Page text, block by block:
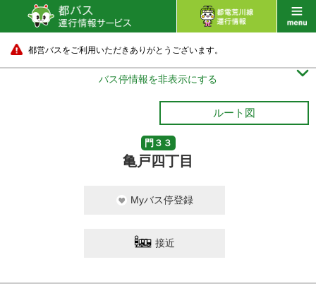
都営バスをご利用いただきありがとうございます。
バス停情報を非表示にする 
ルート図
門３３
亀戸四丁目
Myバス停登録
接近